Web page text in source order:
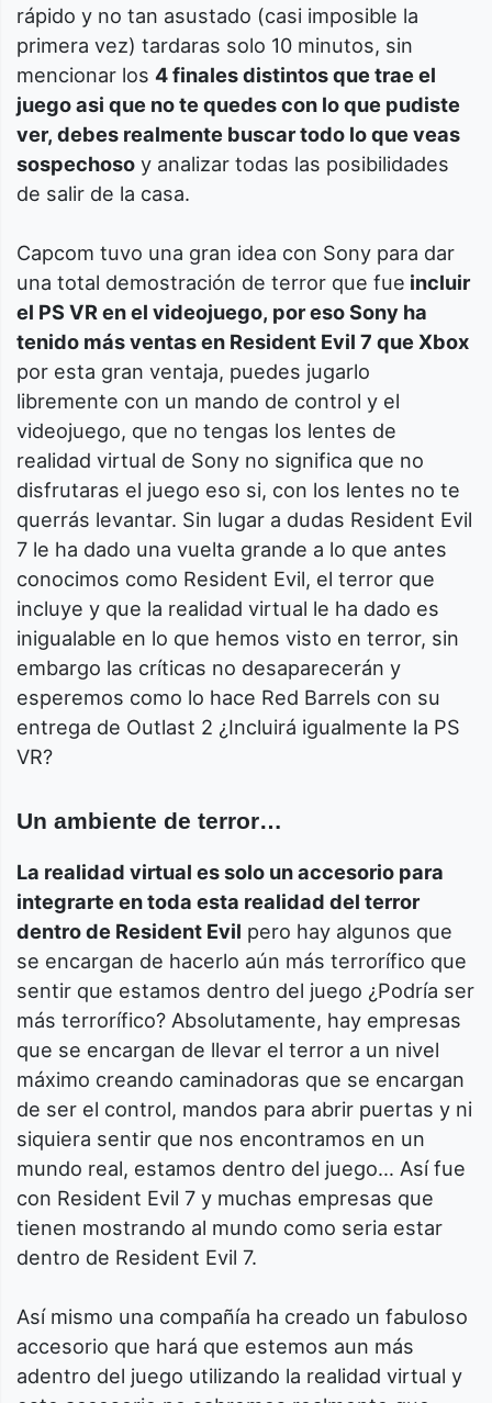
rápido y no tan asustado (casi imposible la
primera vez) tardaras solo 10 minutos, sin
mencionar los 4 finales distintos que trae el
juego asi que no te quedes con lo que pudiste
ver, debes realmente buscar todo lo que veas
sospechoso y analizar todas las posibilidades
de salir de la casa.
Capcom tuvo una gran idea con Sony para dar
una total demostración de terror que fue incluir
el PS VR en el videojuego, por eso Sony ha
tenido más ventas en Resident Evil 7 que Xbox
por esta gran ventaja, puedes jugarlo
libremente con un mando de control y el
videojuego, que no tengas los lentes de
realidad virtual de Sony no significa que no
disfrutaras el juego eso si, con los lentes no te
querrás levantar. Sin lugar a dudas Resident Evil
7 le ha dado una vuelta grande a lo que antes
conocimos como Resident Evil, el terror que
incluye y que la realidad virtual le ha dado es
inigualable en lo que hemos visto en terror, sin
embargo las críticas no desaparecerán y
esperemos como lo hace Red Barrels con su
entrega de Outlast 2 ¿Incluirá igualmente la PS
VR?
Un ambiente de terror…
La realidad virtual es solo un accesorio para
integrarte en toda esta realidad del terror
dentro de Resident Evil pero hay algunos que
se encargan de hacerlo aún más terrorífico que
sentir que estamos dentro del juego ¿Podría ser
más terrorífico? Absolutamente, hay empresas
que se encargan de llevar el terror a un nivel
máximo creando caminadoras que se encargan
de ser el control, mandos para abrir puertas y ni
siquiera sentir que nos encontramos en un
mundo real, estamos dentro del juego… Así fue
con Resident Evil 7 y muchas empresas que
tienen mostrando al mundo como seria estar
dentro de Resident Evil 7.
Así mismo una compañía ha creado un fabuloso
accesorio que hará que estemos aun más
adentro del juego utilizando la realidad virtual y